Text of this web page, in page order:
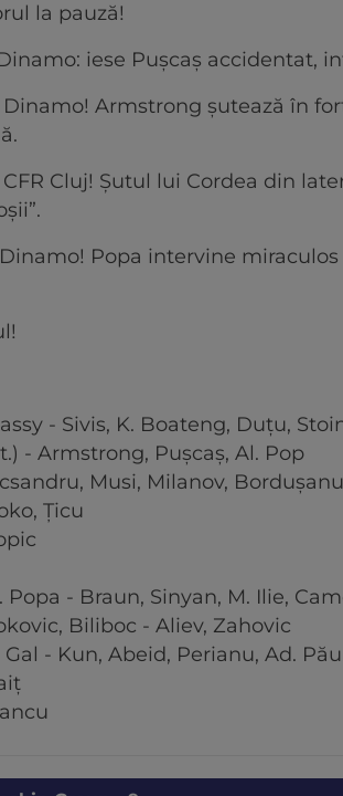
la pauză!
iese Pușcaș accidentat,
Armstrong șutează în
Cluj! Șutul lui Cordea din
Popa intervine
- Sivis, K. Boateng, Duțu,
- Armstrong, Pușcaș, Al. Pop
Musi, Milanov,
Țicu
Popa - Braun, Sinyan, M. Ilie,
Biliboc - Aliev, Zahovic
- Kun, Abeid, Perianu, Ad.